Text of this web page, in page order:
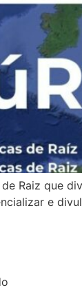
Raiz que
e